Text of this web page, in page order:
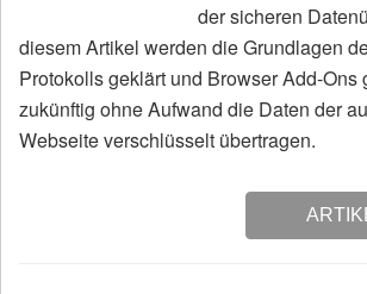
der sicheren
diesem Artikel werden die Grundlagen
Protokolls geklärt und Browser Add-Ons
zukünftig ohne Aufwand die Daten der
Webseite verschlüsselt übertragen.